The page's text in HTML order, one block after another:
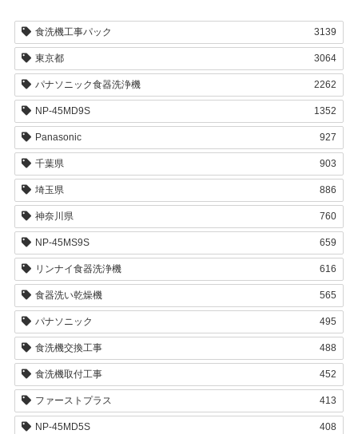
食洗機工事パック 3139
東京都 3064
パナソニック食器洗浄機 2262
NP-45MD9S 1352
Panasonic 927
千葉県 903
埼玉県 886
神奈川県 760
NP-45MS9S 659
リンナイ食器洗浄機 616
食器洗い乾燥機 565
パナソニック 495
食洗機交換工事 488
食洗機取付工事 452
ファーストプラス 413
NP-45MD5S 408